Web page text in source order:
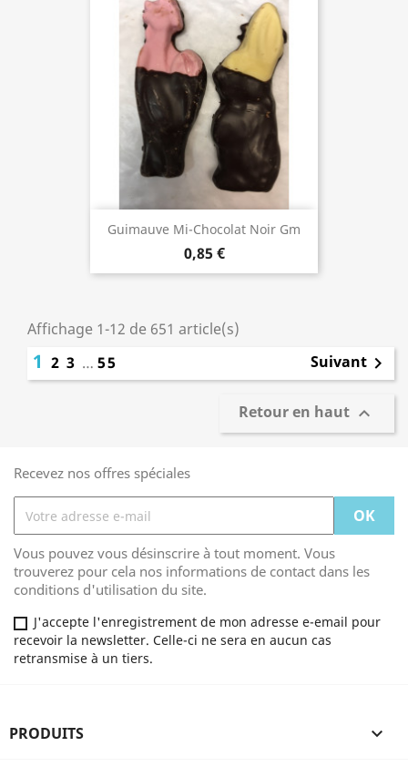
Guimauve Mi-Chocolat Noir Gm
0,85 €
Affichage 1-12 de 651 article(s)
1 2 3 … 55 Suivant 
Retour en haut 
Recevez nos offres spéciales
Vous pouvez vous désinscrire à tout moment. Vous
trouverez pour cela nos informations de contact dans les
conditions d'utilisation du site.
J'accepte l'enregistrement de mon adresse e-email pour
recevoir la newsletter. Celle-ci ne sera en aucun cas
retransmise à un tiers.
PRODUITS 